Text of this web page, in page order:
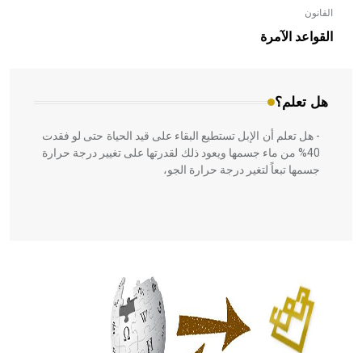
القانون
القواعد الآمرة
هل تعلم؟
- هل تعلم أن الأبلق نوع من الفنون الهندسية التي ارتبطت
بالعمارة الإسلامية في بلاد الشام ومصر خاصة، حيث يحرص
المعمار على بناء مداميكه وخاصة في الواجهات
- هل تعلم أن الإبل تستطيع البقاء على قيد الحياة حتى لو فقدت
40% من ماء جسمها ويعود ذلك لقدرتها على تغيير درجة حرارة
جسمها تبعاً لتغير درجة حرارة الجو،
الحكم، الأدلة، تنظيم التغذية، ورسالته في جروح الرأس. ويعود
له الفضل بأنه حرر الطب من الدين والفلسفة.